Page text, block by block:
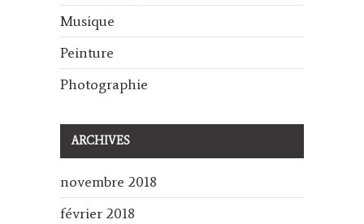
Musique
Peinture
Photographie
ARCHIVES
novembre 2018
février 2018